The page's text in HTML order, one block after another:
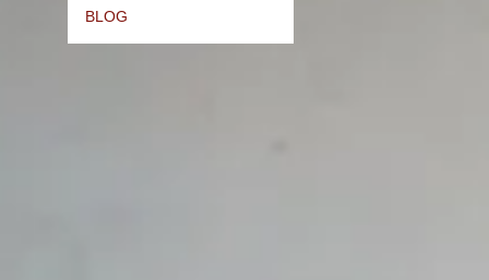
BLOG